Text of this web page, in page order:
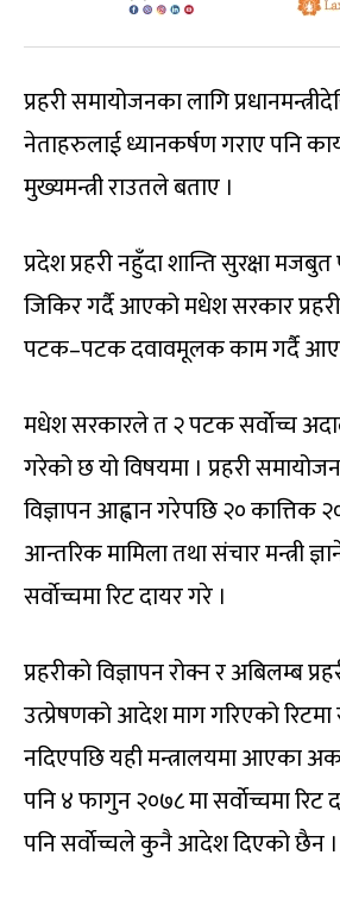
प्रहरी समायोजनका लागि
नेताहरुलाई ध्यानकर्षण गराए पनि
मुख्यमन्त्री राउतले बताए ।
प्रदेश प्रहरी नहुँदा शान्ति सुरक्षा
जिकिर गर्दै आएको मधेश सरकार
पटक–पटक दवावमूलक काम गर्दै
मधेश सरकारले त २ पटक सर्वाेच्च
गरेको छ यो विषयमा । प्रहरी
विज्ञापन आह्वान गरेपछि २० कात्तिक
आन्तरिक मामिला तथा संचार मन्त्री
सर्वाेच्चमा रिट दायर गरे ।
प्रहरीको विज्ञापन रोक्न र अबिलम्ब
उत्प्रेषणको आदेश माग गरिएको
नदिएपछि यही मन्त्रालयमा आएका
पनि ४ फागुन २०७८ मा सर्वाेच्चमा रिट
पनि सर्वाेच्चले कुनै आदेश दिएको छैन ।